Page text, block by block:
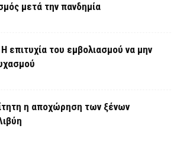
μετά την πανδημία
επιτυχία του εμβολιασμού να μην
η αποχώρηση των ξένων